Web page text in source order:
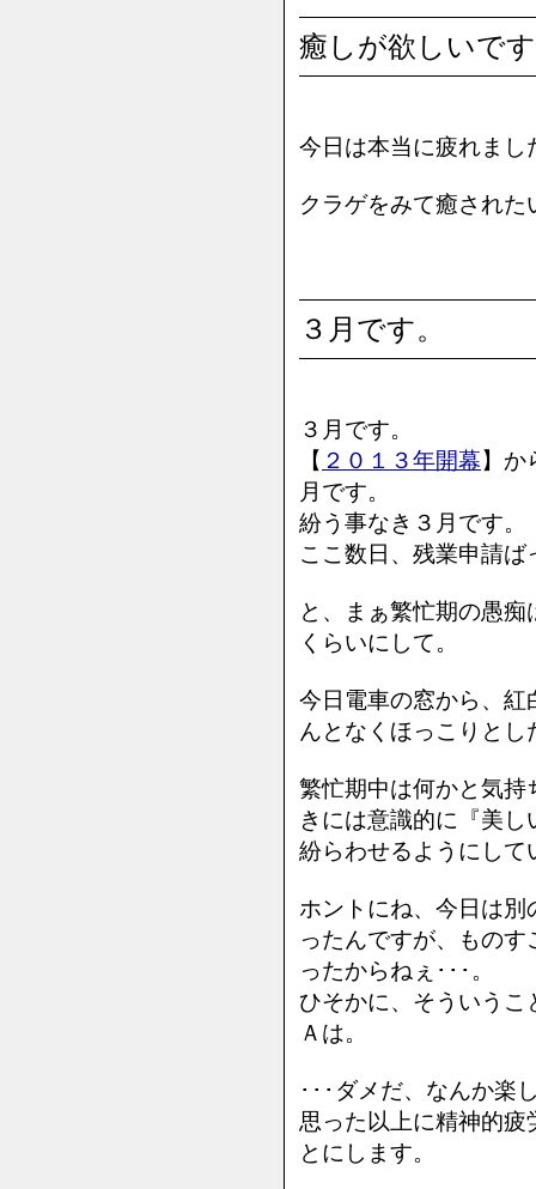
癒しが欲しいで
今日は本当に疲れまし
クラゲをみて癒された
３月です。
３月です。
【 ２０１３年開幕】か
月です。
紛う事なき３月です。
ここ数日、残業申請
と、まぁ繁忙期の愚
くらいにして。
今日電車の窓から、紅
んとなくほっこりと
繁忙期中は何かと気持
きには意識的に『美
紛らわせるようにして
ホントにね、今日は
ったんですが、もの
ったからねぇ･･･。
ひそかに、そういう
Ａは。
･･･ダメだ、なんか楽
思った以上に精神的
とにします。